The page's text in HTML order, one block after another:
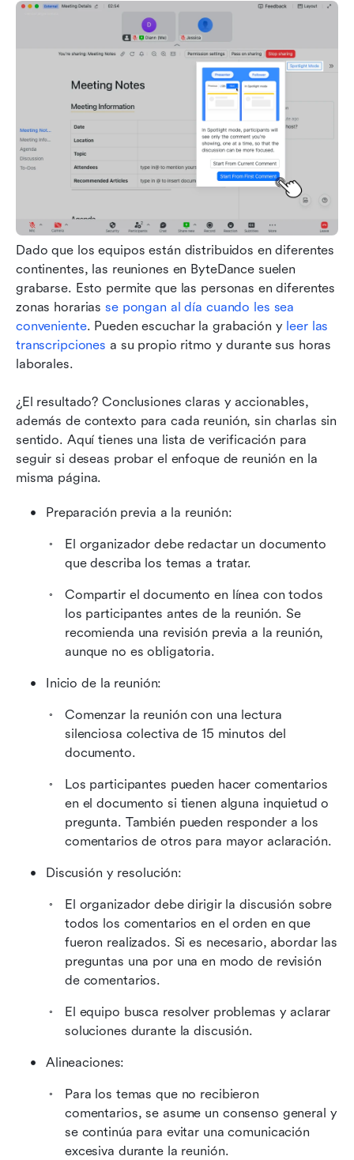
Dado que los equipos están distribuidos en diferentes
continentes, las reuniones en ByteDance suelen
grabarse. Esto permite que las personas en diferentes
zonas horarias se pongan al día cuando les sea
conveniente. Pueden escuchar la grabación y leer las
transcripciones a su propio ritmo y durante sus horas
laborales.
¿El resultado? Conclusiones claras y accionables,
además de contexto para cada reunión, sin charlas sin
sentido. Aquí tienes una lista de verificación para
seguir si deseas probar el enfoque de reunión en la
misma página.
Preparación previa a la reunión:
El organizador debe redactar un documento
que describa los temas a tratar.
Compartir el documento en línea con todos
los participantes antes de la reunión. Se
recomienda una revisión previa a la reunión,
aunque no es obligatoria.
Inicio de la reunión:
Comenzar la reunión con una lectura
silenciosa colectiva de 15 minutos del
documento.
Los participantes pueden hacer comentarios
en el documento si tienen alguna inquietud o
pregunta. También pueden responder a los
comentarios de otros para mayor aclaración.
Discusión y resolución:
El organizador debe dirigir la discusión sobre
todos los comentarios en el orden en que
fueron realizados. Si es necesario, abordar las
preguntas una por una en modo de revisión
de comentarios.
El equipo busca resolver problemas y aclarar
soluciones durante la discusión.
Alineaciones:
Para los temas que no recibieron
comentarios, se asume un consenso general y
se continúa para evitar una comunicación
excesiva durante la reunión.